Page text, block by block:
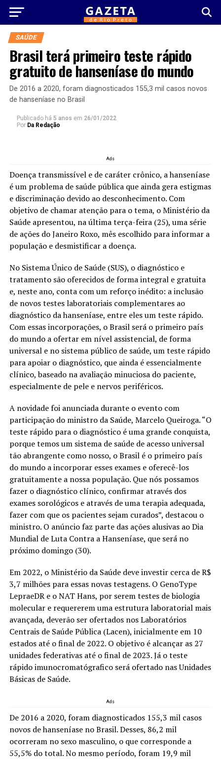
SAÚDE
Brasil terá primeiro teste rápido
gratuito de hanseníase do mundo
De 2016 a 2020, foram diagnosticados 155,3 mil casos novos
de hanseníase no Brasil
Publicado há 5 anos em 26/01/2022
Por Da Redação
Ads
Doença transmissível e de caráter crônico, a hanseníase
é um problema de saúde pública que ainda gera estigmas
e discriminação devido ao desconhecimento. Com
objetivo de chamar atenção para o tema, o Ministério da
Saúde apresentou, na última terça-feira (25), uma série
de ações do Janeiro Roxo, mês escolhido para informar a
população e desmistificar a doença.
No Sistema Único de Saúde (SUS), o diagnóstico e
tratamento são oferecidos de forma integral e gratuita
e, neste ano, conta com um reforço inédito: a inclusão
de novos testes laboratoriais complementares ao
diagnóstico da hanseníase, entre eles um teste rápido.
Com essas incorporações, o Brasil será o primeiro país
do mundo a ofertar em nível assistencial, de forma
universal e no sistema público de saúde, um teste rápido
para apoiar o diagnóstico, que ainda é essencialmente
clínico, baseado na avaliação minuciosa do paciente,
especialmente de pele e nervos periféricos.
A novidade foi anunciada durante o evento com
participação do ministro da Saúde, Marcelo Queiroga. “O
teste rápido para o diagnóstico é uma grande conquista,
porque temos um sistema de saúde de acesso universal
tão abrangente como nosso, o Brasil é o primeiro país
do mundo a incorporar esses exames e oferecê-los
gratuitamente a nossa população. Que nós possamos
fazer o diagnóstico clínico, confirmar através dos
exames sorológicos e através de uma terapia adequada,
fazer com que os pacientes sejam curados”, destacou o
ministro. O anúncio faz parte das ações alusivas ao Dia
Mundial de Luta Contra a Hanseníase, que será no
próximo domingo (30).
Em 2022, o Ministério da Saúde deve investir cerca de R$
3,7 milhões para essas novas testagens. O GenoType
LepraeDR e o NAT Hans, por serem testes de biologia
molecular e requererem uma estrutura laboratorial mais
avançada, deverão ser ofertados nos Laboratórios
Centrais de Saúde Pública (Lacen), inicialmente em 10
estados até o final de 2022. O objetivo é alcançar as 27
unidades federativas até o final de 2023. Já o teste
rápido imunocromatógrafico será ofertado nas Unidades
Básicas de Saúde.
Ads
De 2016 a 2020, foram diagnosticados 155,3 mil casos
novos de hanseníase no Brasil. Desses, 86,2 mil
ocorreram no sexo masculino, o que corresponde a
55,5% do total. No mesmo período, foram 19,9 mil